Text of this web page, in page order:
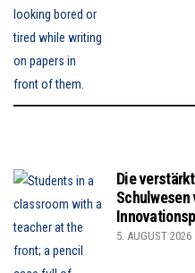
Die
5. AUGUST 2026